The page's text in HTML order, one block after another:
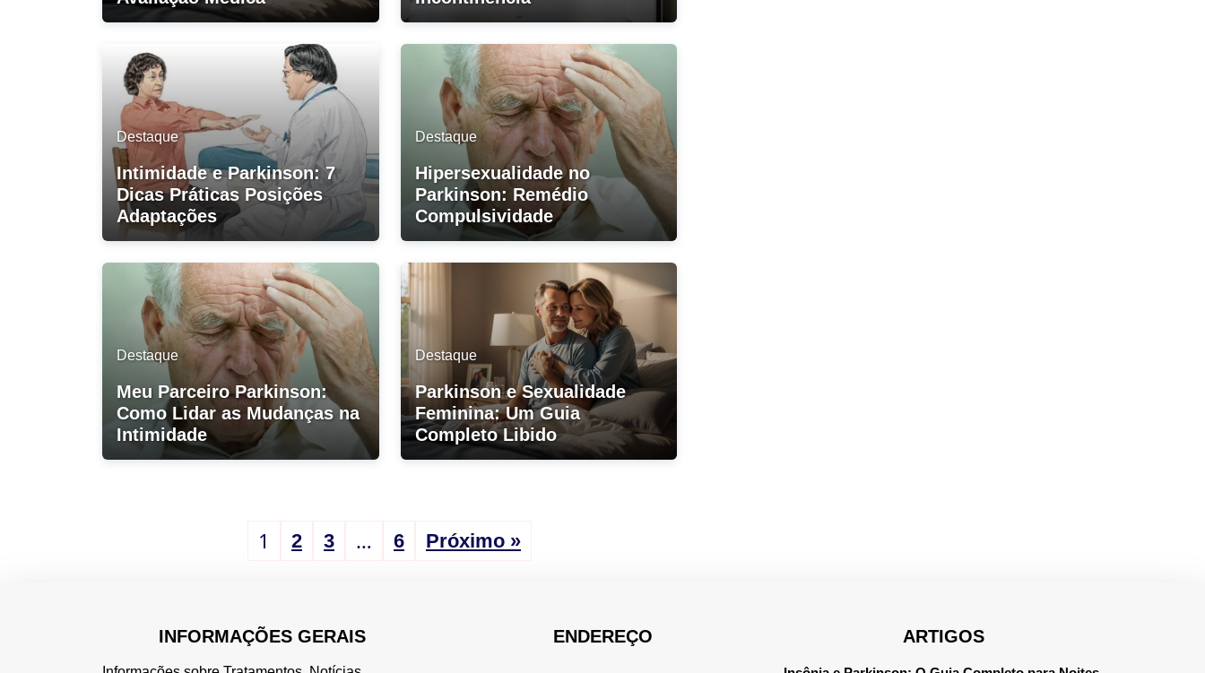
Destaque
Intimidade e Parkinson: 7
Dicas Práticas Posições
Adaptações
Destaque
Hipersexualidade no
Parkinson: Remédio
Compulsividade
Destaque
Meu Parceiro Parkinson:
Como Lidar as Mudanças na
Intimidade
Destaque
Parkinson e Sexualidade
Feminina: Um Guia
Completo Libido
1 2 3 … 6 Próximo »
INFORMAÇÕES GERAIS ENDEREÇO ARTIGOS